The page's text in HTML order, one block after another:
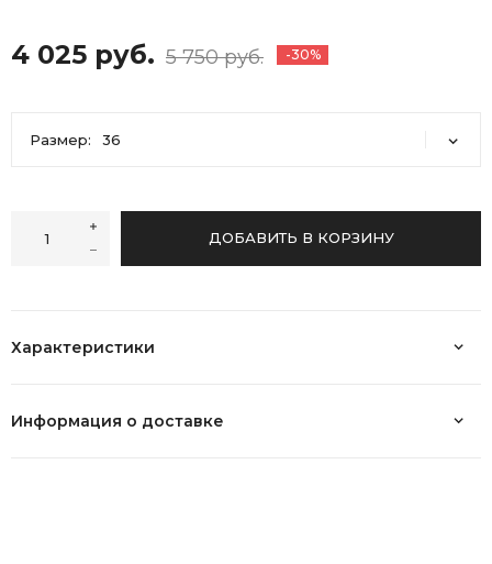
4 025 руб. 5 750 руб. -30%
Размер: 36
ДОБАВИТЬ В КОРЗИНУ
Характеристики
Информация о доставке